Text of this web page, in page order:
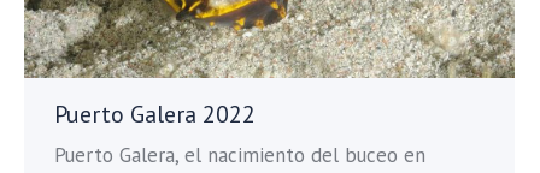
Puerto Galera 2022
Puerto Galera, el nacimiento del buceo en